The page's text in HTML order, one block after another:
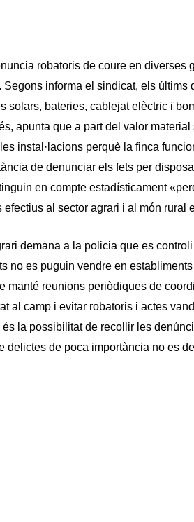
robatoris de coure en diverses
informa el sindicat, els últims
solars, bateries, cablejat elèctric i
apunta que a part del valor material
instal·lacions perquè la finca
de denunciar els fets per
en compte estadísticament
efectius al sector agrari i al món rural
demana a la policia que es
no es puguin vendre en
manté reunions periòdiques de
al camp i evitar robatoris i actes
la possibilitat de recollir les
delictes de poca importància no es